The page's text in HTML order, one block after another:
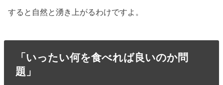
すると自然と湧き上がるわけですよ。
「いったい何を食べれば良いのか問
題」